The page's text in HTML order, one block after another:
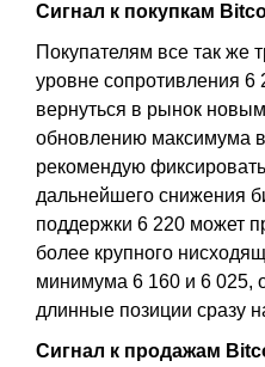
Сигнал к покупкам
Покупателям все так же
уровне сопротивления 6
вернуться в рынок
обновлению максимума
рекомендую
дальнейшего снижения
поддержки 6 220 может
более крупного
минимума 6 160 и 6 025,
длинные позиции сразу
Сигнал к продажам